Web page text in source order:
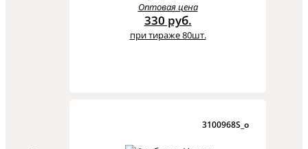
Оптовая цена
330 руб.
при тираже 80шт.
3100968S_o